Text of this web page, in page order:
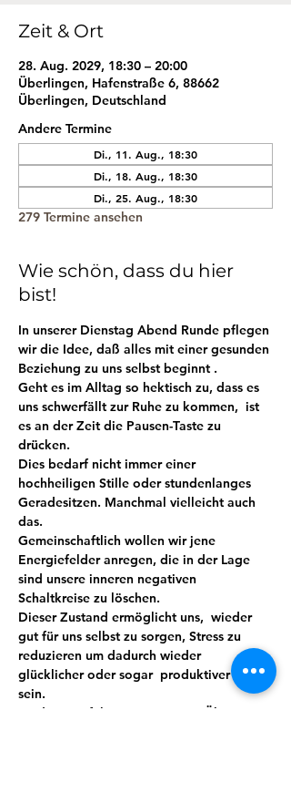
Zeit & Ort
28. Aug. 2029, 18:30 – 20:00
Überlingen, Hafenstraße 6, 88662
Überlingen, Deutschland
Andere Termine
Di., 11. Aug., 18:30
Di., 18. Aug., 18:30
Di., 25. Aug., 18:30
279 Termine ansehen
Wie schön, dass du hier
bist!
In unserer Dienstag Abend Runde pflegen
wir die Idee, daß alles mit einer gesunden
Beziehung zu uns selbst beginnt .
Geht es im Alltag so hektisch zu, dass es
uns schwerfällt zur Ruhe zu kommen,  ist
es an der Zeit die Pausen-Taste zu
drücken.
Dies bedarf nicht immer einer
hochheiligen Stille oder stundenlanges
Geradesitzen. Manchmal vielleicht auch
das.
Gemeinschaftlich wollen wir jene
Energiefelder anregen, die in der Lage
sind unsere inneren negativen
Schaltkreise zu löschen.
Dieser Zustand ermöglicht uns,  wieder
gut für uns selbst zu sorgen, Stress zu
reduzieren um dadurch wieder
glücklicher oder sogar  produktiver zu
sein.
Meditation führt mit ein wenig Übung